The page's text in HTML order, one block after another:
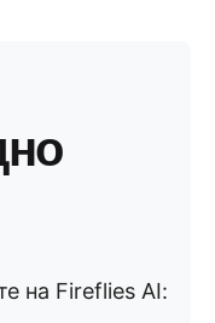
на Fireflies AI: